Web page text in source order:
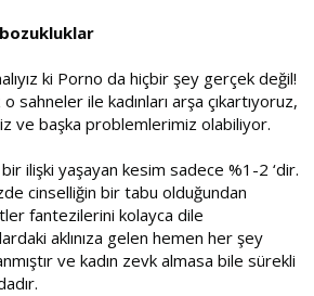
ki Porno da hiçbir şey gerçek değil!
sahneler ile kadınları arşa çıkartıyoruz,
ve başka problemlerimiz olabiliyor.
ilişki yaşayan kesim sadece %1-2 ‘dir.
cinselliğin bir tabu olduğundan
fantezilerini kolayca dile
aklınıza gelen hemen her şey
ve kadın zevk almasa bile sürekli